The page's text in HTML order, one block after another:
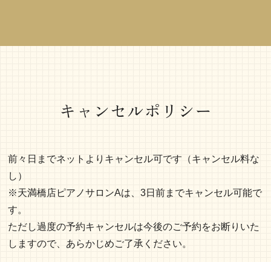
キャンセルポリシー
前々日までネットよりキャンセル可です（キャンセル料な
し）
※天満橋店ピアノサロンAは、3日前までキャンセル可能で
す。
ただし過度の予約キャンセルは今後のご予約をお断りいた
しますので、あらかじめご了承ください。